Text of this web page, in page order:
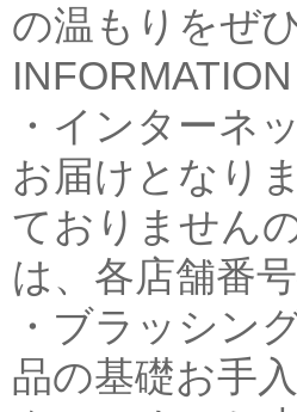
の温もりをぜ
INFORMATION
・インターネ
お届けとなり
ておりません
は、各店舗番
・ブラッシン
品の基礎お手